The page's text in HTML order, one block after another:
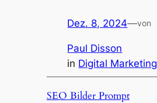
Dez. 8, 2024—von
Paul Disson
in Digital Marketing
SEO Bilder Prompt